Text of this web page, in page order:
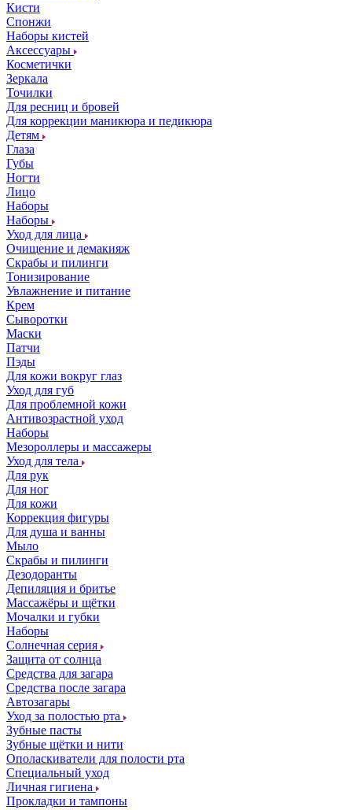
Кисти
Спонжи
Наборы кистей
Аксессуары
Косметички
Зеркала
Точилки
Для ресниц и бровей
Для коррекции маникюра и педикюра
Детям
Глаза
Губы
Ногти
Лицо
Наборы
Наборы
Уход для лица
Очищение и демакияж
Скрабы и пилинги
Тонизирование
Увлажнение и питание
Крем
Сыворотки
Маски
Патчи
Пэды
Для кожи вокруг глаз
Уход для губ
Для проблемной кожи
Антивозрастной уход
Наборы
Мезороллеры и массажеры
Уход для тела
Для рук
Для ног
Для кожи
Коррекция фигуры
Для душа и ванны
Мыло
Скрабы и пилинги
Дезодоранты
Депиляция и бритье
Массажёры и щётки
Мочалки и губки
Наборы
Солнечная серия
Защита от солнца
Средства для загара
Средства после загара
Автозагары
Уход за полостью рта
Зубные пасты
Зубные щётки и нити
Ополаскиватели для полости рта
Специальный уход
Личная гигиена
Прокладки и тампоны